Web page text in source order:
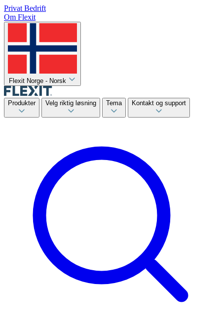
Privat Bedrift
Om Flexit
Flexit Norge - Norsk
Produkter Velg riktig løsning Tema Kontakt og support